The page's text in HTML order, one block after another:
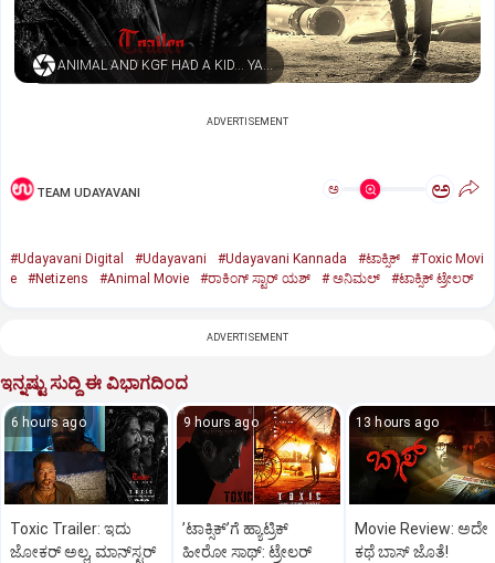
ANIMAL AND KGF HAD A KID… YASH NAMED HIM TOXIC
ADVERTISEMENT
TEAM UDAYAVANI ಅ ಅ
#Udayavani Digital #Udayavani #Udayavani Kannada #ಟಾಕ್ಸಿಕ್‌
#Toxic Movi
e
#Netizens #Animal Movie #ರಾಕಿಂಗ್‌ ಸ್ಟಾರ್‌ ಯಶ್ #‌ ಅನಿಮಲ್‌ #ಟಾಕ್ಸಿಕ್‌ ಟ್ರೇಲರ್‌
ADVERTISEMENT
ಇನ್ನಷ್ಟು ಸುದ್ದಿ ಈ ವಿಭಾಗದಿಂದ
6 hours ago
Toxic Trailer: ಇದು
ಜೋಕರ್‌ ಅಲ್ಲ, ಮಾನ್‌ಸ್ಟರ್‌
9 hours ago
ʼಟಾಕ್ಸಿಕ್‌ʼಗೆ ಹ್ಯಾಟ್ರಿಕ್‌
ಹೀರೋ ಸಾಥ್:‌ ಟ್ರೇಲರ್‌
13 hours ago
Movie Review: ಅದೇ
ಕಥೆ ಬಾಸ್‌ ಜೊತೆ!